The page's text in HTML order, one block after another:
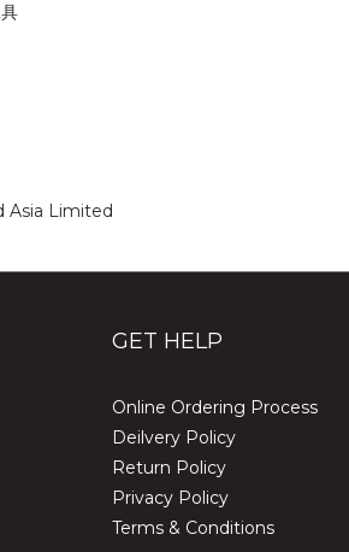
Asia Limited
GET HELP
Online Ordering Process
Deilvery Policy
Return Policy
Privacy Policy
Terms & Conditions